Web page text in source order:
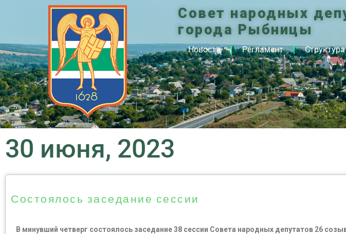
Совет народных
города Рыбницы
Новости Регламент Структура
30 июня, 2023
Состоялось заседание сессии
В минувший четверг состоялось заседание 38 сессии Совета народных депутатов 26